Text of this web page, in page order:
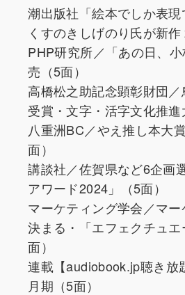
潮出版社「絵本でしか表
くすのきしげのり氏が新作
PHP研究所／「あの日、
売（5面）
高橋松之助記念顕彰財団
受賞・文字・活字文化推進
八重洲BC／やえ推し本大
面）
講談社／佐賀県など6企画
アワード2024」（5面）
マーケティング学会／マ
決まる・「エフェクチュ
面）
連載【audiobook.jp聴き放
月期（5面）